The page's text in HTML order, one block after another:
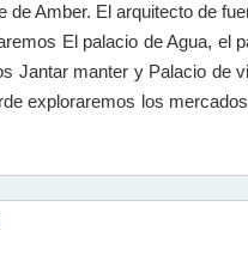
de Amber. El arquitecto de
El palacio de Agua, el
Jantar manter y Palacio de
exploraremos los